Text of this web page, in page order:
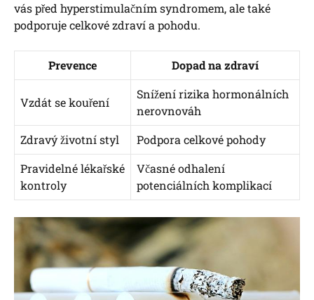
vás před hyperstimulačním syndromem, ale také
podporuje celkové zdraví a pohodu.
Prevence Dopad na zdraví
Vzdát se kouření
Snížení rizika hormonálních
nerovnováh
Zdravý životní styl
Podpora celkové pohody
Pravidelné lékařské
kontroly
Včasné odhalení
potenciálních komplikací